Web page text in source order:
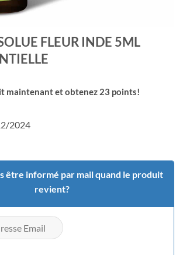
FLEUR INDE 5ML
maintenant et obtenez 23 points!
2024
être informé par mail quand le produit
revient?